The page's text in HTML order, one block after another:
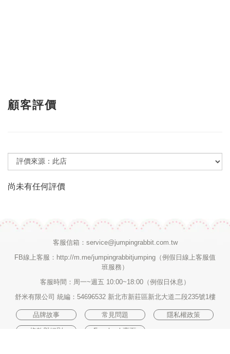
顧客評價
尚未有任何評價
客服信箱： service@jumpingrabbit.com.tw
FB線上客服： http://m.me/jumpingrabbitjumping （例假日線上客服值
班服務）
客服時間：周一~週五 10:00~18:00（例假日休息）
舒米有限公司 統編：54696532 新北市新莊區新北大道二段235號1樓
品牌故事 常見問題 隱私權政策
條款與細則 Facebook專頁